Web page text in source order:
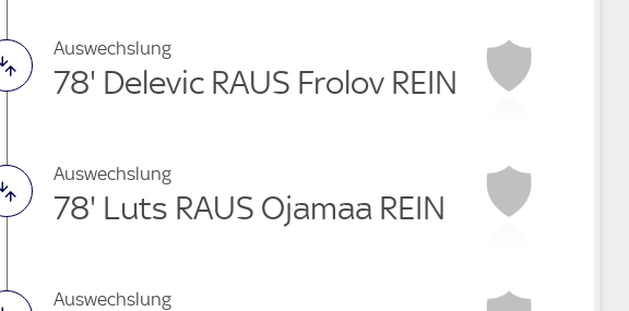
Auswechslung
78' Delevic RAUS Frolov REIN
Auswechslung
78' Luts RAUS Ojamaa REIN
Auswechslung